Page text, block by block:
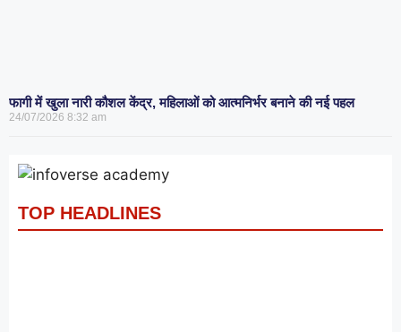
फागी में खुला नारी कौशल केंद्र, महिलाओं को आत्मनिर्भर बनाने की नई पहल
24/07/2026 8:32 am
TOP HEADLINES